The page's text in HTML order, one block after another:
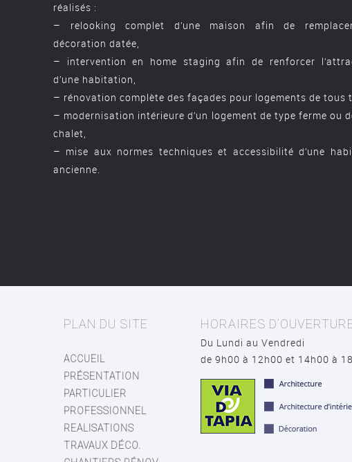
réalisés :
– relooking complet d’une maison afin de
décoration datée,
– intervention en home staging afin de renforcer
d’une habitation,
– rénovation complète des façades pour logements de tous
– modernisation intérieure d’un logement de type ferme ou
chalet,
– mise aux normes techniques et accessibilité d’une
ancienne.
PLAN DU SITE
ACCUEIL
PRÉSENTATION
PARTICULIER
PROFESSIONNEL
REALISATIONS
TRAVAUX DÉCO.
HORAIRES
Du Lundi au Vendredi
de 9h00 à 12h00 et 14h00 à